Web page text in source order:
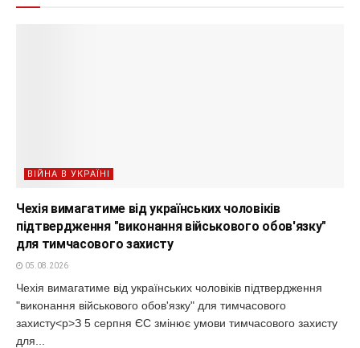
ВІЙНА В УКРАЇНІ
Чехія вимагатиме від українських чоловіків
підтвердження "виконання військового обов'язку"
для тимчасового захисту
05.08.2026
Чехія вимагатиме від українських чоловіків підтвердження
"виконання військового обов'язку" для тимчасового
захисту<p>З 5 серпня ЄС змінює умови тимчасового захисту
для...